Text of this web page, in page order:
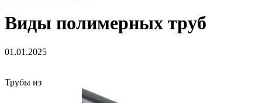
Виды полимерных труб
01.01.2025
Трубы из